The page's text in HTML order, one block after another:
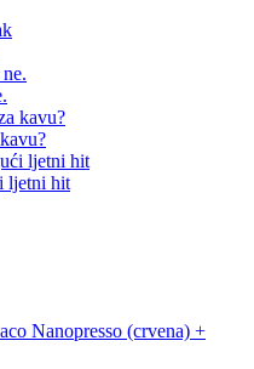
ljetni hit
Nanopresso (crvena) +